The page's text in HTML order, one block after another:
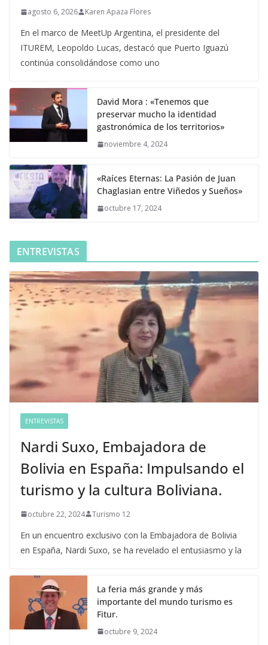
agosto 6, 2026 Karen Apaza Flores
En el marco de MeetUp Argentina, el presidente del
ITUREM, Leopoldo Lucas, destacó que Puerto Iguazú
continúa consolidándose como uno
David Mora : «Tenemos que
preservar mucho la identidad
gastronómica de los territorios»
noviembre 4, 2024
«Raíces Eternas: La Pasión de Juan
Chaglasian entre Viñedos y Sueños»
octubre 17, 2024
ENTREVISTAS
ENTREVISTAS
Nardi Suxo, Embajadora de
Bolivia en España: Impulsando el
turismo y la cultura Boliviana.
octubre 22, 2024 Turismo 12
En un encuentro exclusivo con la Embajadora de Bolivia
en España, Nardi Suxo, se ha revelado el entusiasmo y la
La feria más grande y más
importante del mundo turismo es
Fitur.
octubre 9, 2024